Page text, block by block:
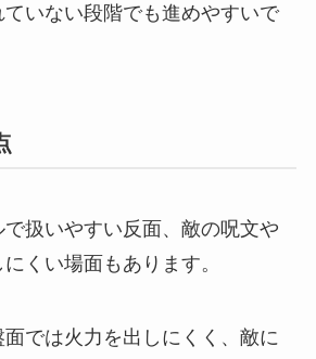
いない段階でも進めやすいで
扱いやすい反面、敵の呪文や
くい場面もあります。
では火力を出しにくく、敵に